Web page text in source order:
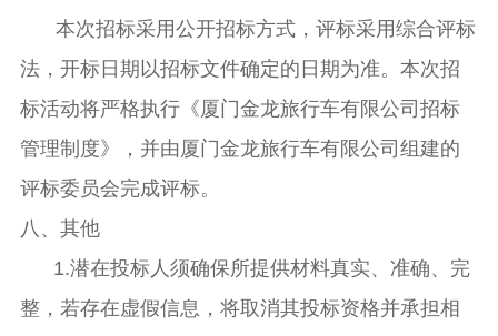
本次招标采用公开招标方式，评标采用综合评标
法，开标日期以招标文件确定的日期为准。本次招
标活动将严格执行《厦门金龙旅行车有限公司招标
管理制度》，并由厦门金龙旅行车有限公司组建的
评标委员会完成评标。
八、其他
1.潜在投标人须确保所提供材料真实、准确、完
整，若存在虚假信息，将取消其投标资格并承担相